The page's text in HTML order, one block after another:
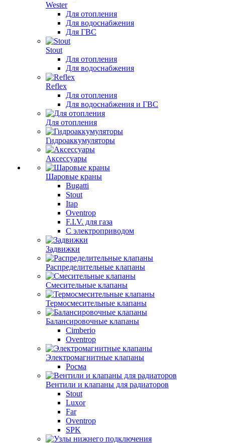
Wester
Для отопления
Для водоснабжения
Для ГВС
Stout
Для отопления
Для водоснабжения
Reflex
Для отопления
Для водоснабжения и ГВС
Для отопления
Гидроаккумуляторы
Аксессуары
Шаровые краны
Bugatti
Stout
Itap
Oventrop
F.I.V. для газа
С электроприводом
Задвижки
Распределительные клапаны
Cмесительные клапаны
Термосмесительные клапаны
Балансировочные клапаны
Cimberio
Oventrop
Электромагнитные клапаны
Росма
Вентили и клапаны для радиаторов
Stout
Luxor
Far
Oventrop
SPK